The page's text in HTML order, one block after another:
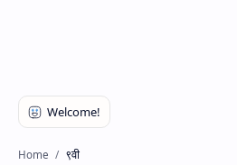
Home ९वी